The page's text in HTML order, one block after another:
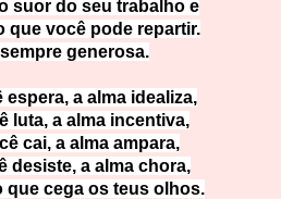
suor do seu trabalho e
que você pode repartir.
generosa.
espera, a alma idealiza,
luta, a alma incentiva,
cai, a alma ampara,
desiste, a alma chora,
que cega os teus olhos.